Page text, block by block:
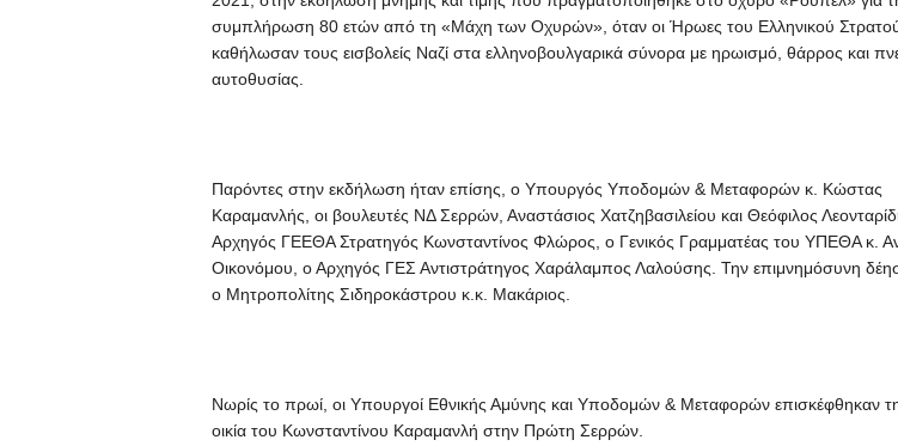
συμπλήρωση 80 ετών από τη «Μάχη των Οχυρών», όταν οι Ήρωες του Ελληνικού
καθήλωσαν τους εισβολείς Ναζί στα ελληνοβουλγαρικά σύνορα με ηρωισμό, θάρρος και
αυτοθυσίας.
Παρόντες στην εκδήλωση ήταν επίσης, ο Υπουργός Υποδομών & Μεταφορών κ. Κώστας
Καραμανλής, οι βουλευτές ΝΔ Σερρών, Αναστάσιος Χατζηβασιλείου και Θεόφιλος
Αρχηγός ΓΕΕΘΑ Στρατηγός Κωνσταντίνος Φλώρος, ο Γενικός Γραμματέας του ΥΠΕΘΑ κ.
Οικονόμου, ο Αρχηγός ΓΕΣ Αντιστράτηγος Χαράλαμπος Λαλούσης. Την επιμνημόσυνη
ο Μητροπολίτης Σιδηροκάστρου κ.κ. Μακάριος.
Νωρίς το πρωί, οι Υπουργοί Εθνικής Αμύνης και Υποδομών & Μεταφορών επισκέφθηκαν
οικία του Κωνσταντίνου Καραμανλή στην Πρώτη Σερρών.